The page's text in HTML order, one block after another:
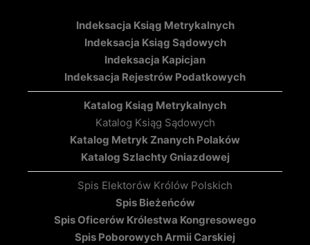
Indeksacja Ksiąg Metrykalnych
Indeksacja Ksiąg Sądowych
Indeksacja Kapicjan
Indeksacja Rejestrów Podatkowych
Katalog Ksiąg Metrykalnych
Katalog Ksiąg Sądowych
Katalog Metryk Znanych Polaków
Katalog Szlachty Gniazdowej
Spis Elektorów Królów Polskich
Spis Bieżeńców
Spis Oficerów Królestwa Kongresowego
Spis Poborowych Armii Carskiej